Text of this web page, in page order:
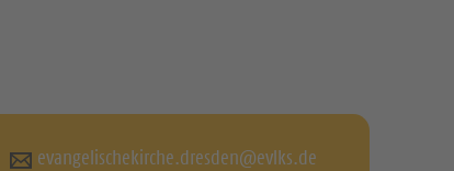
evangelischekirche.dresden@evlks.de